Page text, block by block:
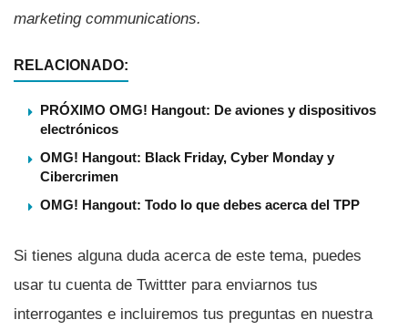
marketing communications.
RELACIONADO:
PRÓXIMO OMG! Hangout: De aviones y dispositivos
electrónicos
OMG! Hangout: Black Friday, Cyber Monday y
Cibercrimen
OMG! Hangout: Todo lo que debes acerca del TPP
Si tienes alguna duda acerca de este tema, puedes
usar tu cuenta de Twittter para enviarnos tus
interrogantes e incluiremos tus preguntas en nuestra